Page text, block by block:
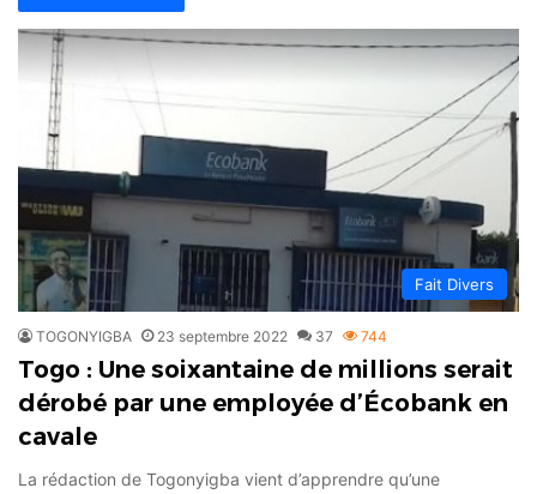
Fait Divers
TOGONYIGBA 23 septembre 2022 37 744
Togo : Une soixantaine de millions serait
dérobé par une employée d’Écobank en
cavale
La rédaction de Togonyigba vient d’apprendre qu’une